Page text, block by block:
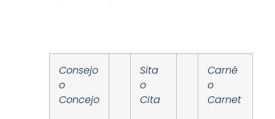
Consejo
o
Concejo
Sita
o
Cita
Carné
o
Carnet